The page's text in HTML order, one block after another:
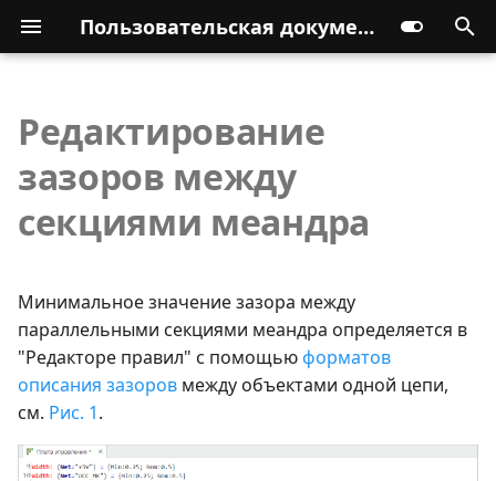
Пользовательская документация
Редактирование
зазоров между
секциями меандра
Минимальное значение зазора между
параллельными секциями меандра определяется в
"Редакторе правил" с помощьюформатов
описания зазоров между объектами одной цепи,
см. Рис. 1.